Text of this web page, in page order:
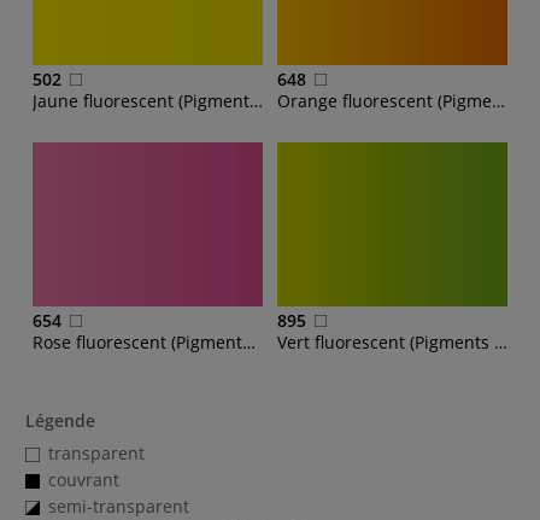
502
Jaune fluorescent (Pigments fluorescents)
648
Orange fluorescent (Pigments fluorescents)
654
Rose fluorescent (Pigments fluorescents)
895
Vert fluorescent (Pigments fluorescents)
Légende
transparent
couvrant
semi-transparent